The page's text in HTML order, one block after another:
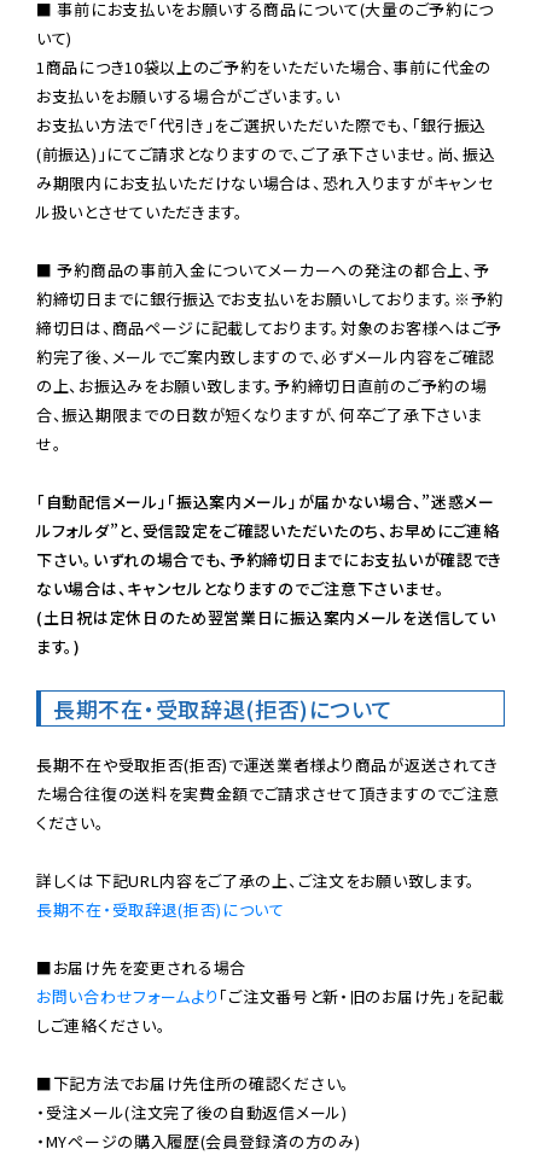
■ 事前にお支払いをお願いする商品について(大量のご予約につ
いて)
1商品につき10袋以上のご予約をいただいた場合、事前に代金の
お支払いをお願いする場合がございます。い
お支払い方法で「代引き」をご選択いただいた際でも、「銀行振込
(前振込)」にてご請求となりますので、ご了承下さいませ。尚、振込
み期限内にお支払いただけない場合は、恐れ入りますがキャンセ
ル扱いとさせていただきます。
■ 予約商品の事前入金についてメーカーへの発注の都合上、予
約締切日までに銀行振込でお支払いをお願いしております。※予約
締切日は、商品ページに記載しております。対象のお客様へはご予
約完了後、メールでご案内致しますので、必ずメール内容をご確認
の上、お振込みをお願い致します。予約締切日直前のご予約の場
合、振込期限までの日数が短くなりますが、何卒ご了承下さいま
せ。
「自動配信メール」「振込案内メール」が届かない場合、”迷惑メー
ルフォルダ”と、受信設定をご確認いただいたのち、お早めにご連絡
下さい。いずれの場合でも、予約締切日までにお支払いが確認でき
ない場合は、キャンセルとなりますのでご注意下さいませ。
(土日祝は定休日のため翌営業日に振込案内メールを送信してい
ます。)
長期不在・受取辞退(拒否)について
長期不在や受取拒否(拒否)で運送業者様より商品が返送されてき
た場合往復の送料を実費金額でご請求させて頂きますのでご注意
ください。
長期不在・受取辞退(拒否)について
お問い合わせフォームより 「ご注文番号と新・旧のお届け先」を記載
しご連絡ください。
■下記方法でお届け先住所の確認ください。
・受注メール(注文完了後の自動返信メール)
・MYページの購入履歴(会員登録済の方のみ)